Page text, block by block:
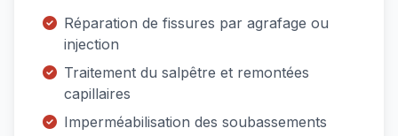
Réparation de fissures par agrafage ou
injection
Traitement du salpêtre et remontées
capillaires
Imperméabilisation des soubassements